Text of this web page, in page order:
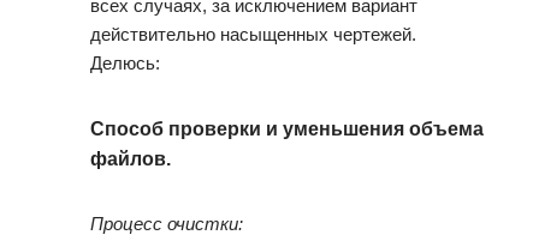
всех случаях, за исключением вариант
действительно насыщенных чертежей.
Делюсь:
Способ проверки и уменьшения объема
файлов.
Процесс очистки: